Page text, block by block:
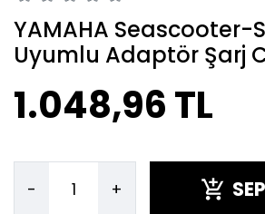
YAMAHA Seascooter-
Uyumlu Adaptör Şarj
1.048,96 TL
- +